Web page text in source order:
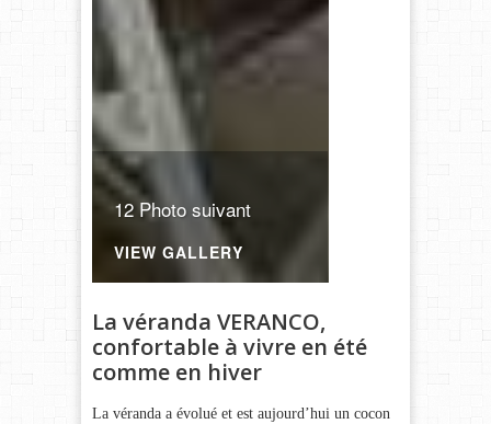
12 Photo suivant
VIEW GALLERY
La véranda VERANCO,
confortable à vivre en été
comme en hiver
La véranda a évolué et est aujourd’hui un cocon